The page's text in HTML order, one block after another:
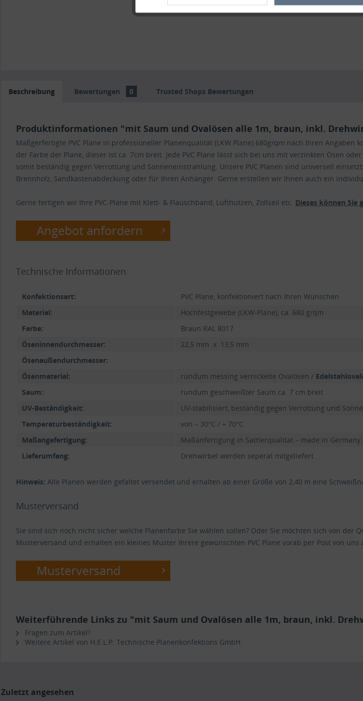
Beschreibung Bewertungen 0 Trusted Shops Bewertungen
Produktinformationen "mit Saum und Ovalösen alle 1m, braun, inkl.
Maßgerfertigte PVC Plane in professioneller Planenqualität (LKW Plane) 680g/qm nach Ihren
der Farbe der Plane, dieser ist ca. 7cm breit. Jede PVC Plane lässt sich bei uns mit verzinkten Ösen
somit beständig gegen Verrottung und Sonneneinstrahlung. Unsere PVC Planen sind universell
Brennholz, Sandkastenabdeckung oder für Ihren Anhänger. Gerne erstellen wir Ihnen auch ein
Gerne fertigen wir Ihre PVC-Plane mit Klett- & Flauschband, Lufthutzen, Zollseil etc. Dieses können Sie
Technische Informationen
Konfektionsart:
PVC Plane, konfektioniert nach Ihren Wünschen
Material:
Hochfestgewebe (LKW-Plane), ca. 680 g/qm
Farbe:
Braun RAL 8017
Öseninnendurchmesser:
22,5 mm x 13,5 mm
Ösenaußendurchmesser:
Ösenmaterial:
rundum messing vernickelte Ovalösen /
Saum:
rundum geschweißter Saum ca. 7 cm breit
UV-Beständigkeit:
UV-stabilisiert, beständig gegen Verrottung und
Temperaturbeständigkeit:
von – 30°C / + 70°C
Maßangefertigung:
Maßanfertigung in Sattlerqualität – made in Germany
Lieferumfang:
Drehwirbel werden seperat mitgeliefert
Hinweis: Alle Planen werden gefaltet versendet und erhalten ab einer Größe von 2,40 m eine
Musterversand
Sie sind sich noch nicht sicher welche Planenfarbe Sie wählen sollen? Oder Sie möchten sich von der
Musterversand und erhalten ein kleines Muster Ihrere gewünschten PVC Plane vorab per Post von uns
Weiterführende Links zu "mit Saum und Ovalösen alle 1m, braun, inkl.
Fragen zum Artikel?
Weitere Artikel von H.E.L.P. Technische Planenkonfektions GmbH
Zuletzt angesehen